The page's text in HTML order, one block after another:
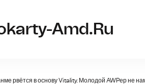
Amd.ru
рвётся в основу Vitality. Молодой AWPер не